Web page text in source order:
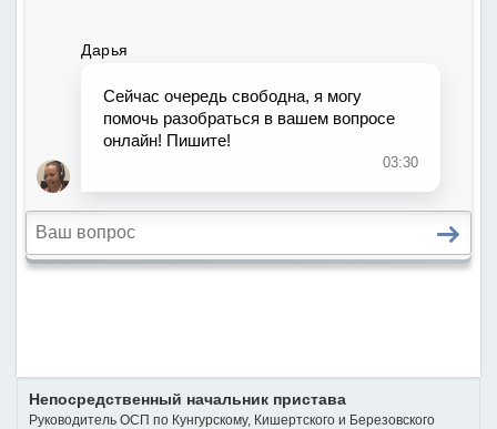
Непосредственный начальник пристава
Руководитель ОСП по Кунгурскому, Кишертского и Березовского